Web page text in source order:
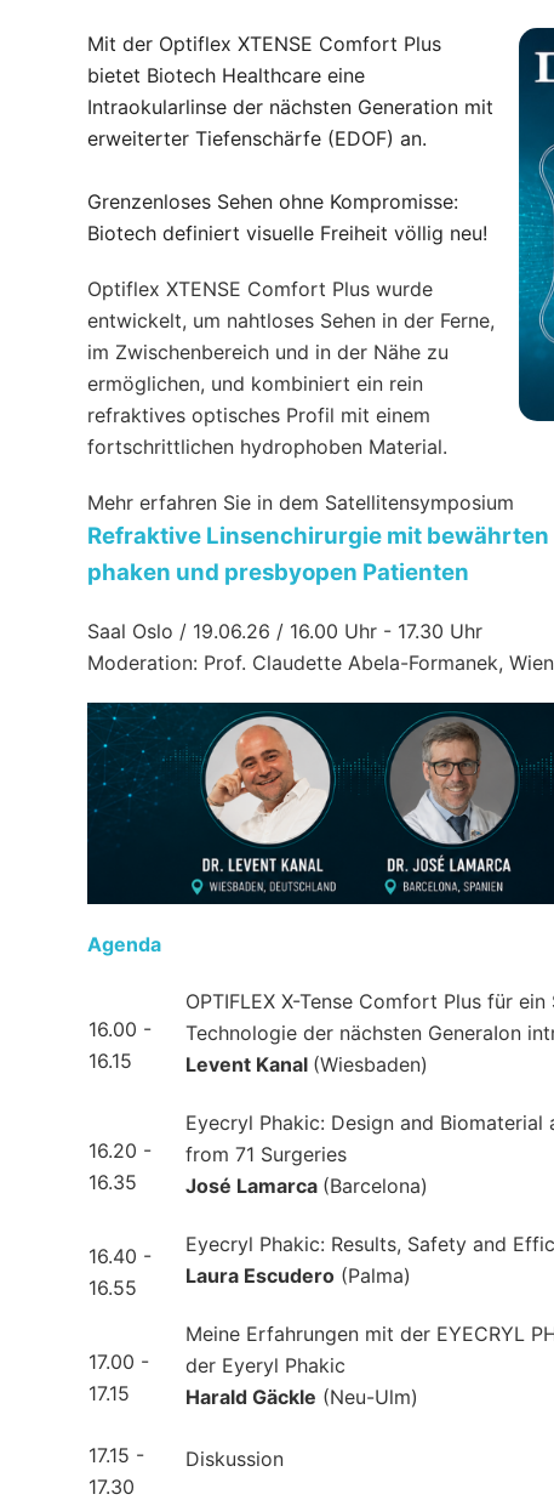
Mit der Optiflex XTENSE Comfort Plus
bietet Biotech Healthcare eine
Intraokularlinse der nächsten Generation mit
erweiterter Tiefenschärfe (EDOF) an.
Grenzenloses Sehen ohne Kompromisse:
Biotech definiert visuelle Freiheit völlig neu!
Optiflex XTENSE Comfort Plus wurde
entwickelt, um nahtloses Sehen in der Ferne,
im Zwischenbereich und in der Nähe zu
ermöglichen, und kombiniert ein rein
refraktives optisches Profil mit einem
fortschrittlichen hydrophoben Material.
Mehr erfahren Sie in dem Satellitensymposium
Refraktive Linsenchirurgie mit bewährten
phaken und presbyopen Patienten
Saal Oslo / 19.06.26 / 16.00 Uhr - 17.30 Uhr
Moderation: Prof. Claudette Abela-Formanek, Wien
Agenda
16.00 -
16.15
OPTIFLEX X-Tense Comfort Plus für
Technologie der nächsten GeneraIon
Levent Kanal (Wiesbaden)
16.20 -
16.35
Eyecryl Phakic: Design and
from 71 Surgeries
José Lamarca (Barcelona)
16.40 -
16.55
Eyecryl Phakic: Results, Safety and
Laura Escudero (Palma)
17.00 -
17.15
Meine Erfahrungen mit der EYECRYL
der Eyeryl Phakic
Harald Gäckle (Neu-Ulm)
17.15 -
17.30
Diskussion